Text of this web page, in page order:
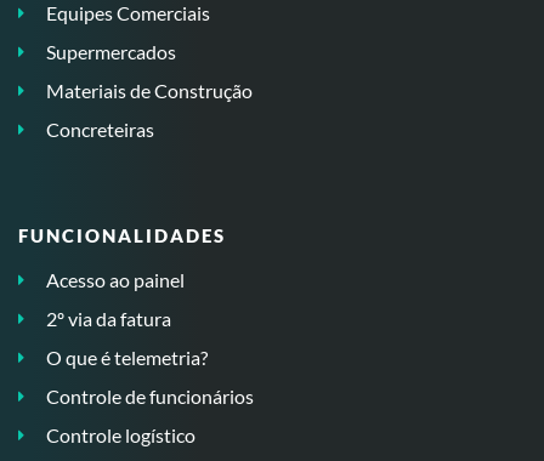
Equipes Comerciais
Supermercados
Materiais de Construção
Concreteiras
FUNCIONALIDADES
Acesso ao painel
2º via da fatura
O que é telemetria?
Controle de funcionários
Controle logístico